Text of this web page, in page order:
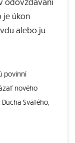
je úkon
alebo ju
povinní
nového
Svätého,